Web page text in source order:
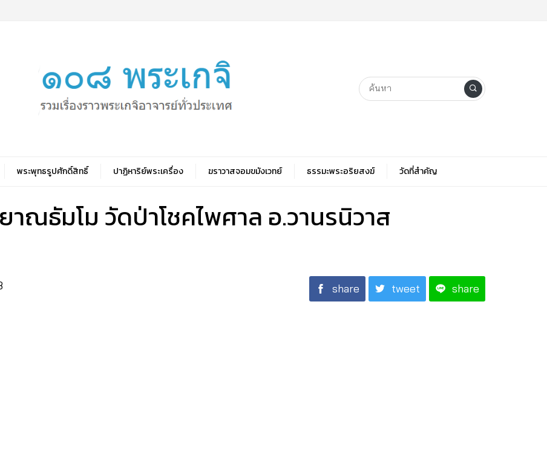
พระพุทธรูปศักดิ์สิทธิ์ ปาฏิหาริย์พระเครื่อง ฆราวาสจอมขมังเวทย์ ธรรมะพระอริยสงฆ์ วัดที่สําคัญ
ณธัมโม วัดป่าโชคไพศาล อ.วานรนิวาส
share tweet share